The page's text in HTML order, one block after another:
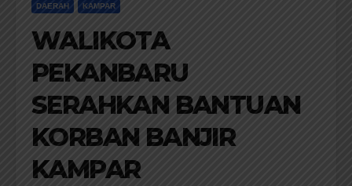
DAERAH KAMPAR
WALIKOTA
PEKANBARU
SERAHKAN BANTUAN
KORBAN BANJIR
KAMPAR